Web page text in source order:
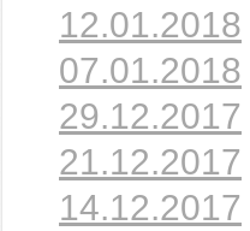
12.01.2018
07.01.2018
29.12.2017
21.12.2017
14.12.2017